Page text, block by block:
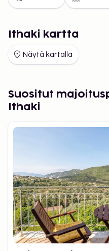
Ithaki kartta
Näytä kartalla
Suositut
Ithaki